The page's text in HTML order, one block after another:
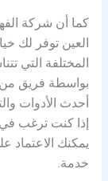
كما أن شركة
المختلفة التي
بواسطة فريق من
أحدث الأدوات
يمكنك
خدمة.